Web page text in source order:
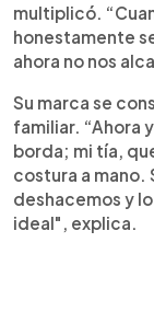
multiplicó.
honestamente
ahora no nos
Su marca se
familiar. “Ahora
borda; mi tía,
costura a mano.
deshacemos y
ideal", explica.